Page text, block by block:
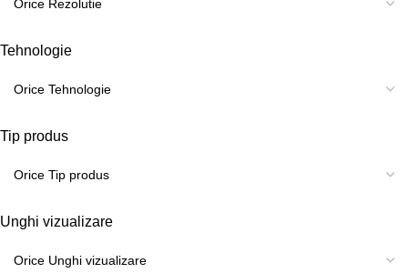
Tehnologie
Tip produs
Unghi vizualizare